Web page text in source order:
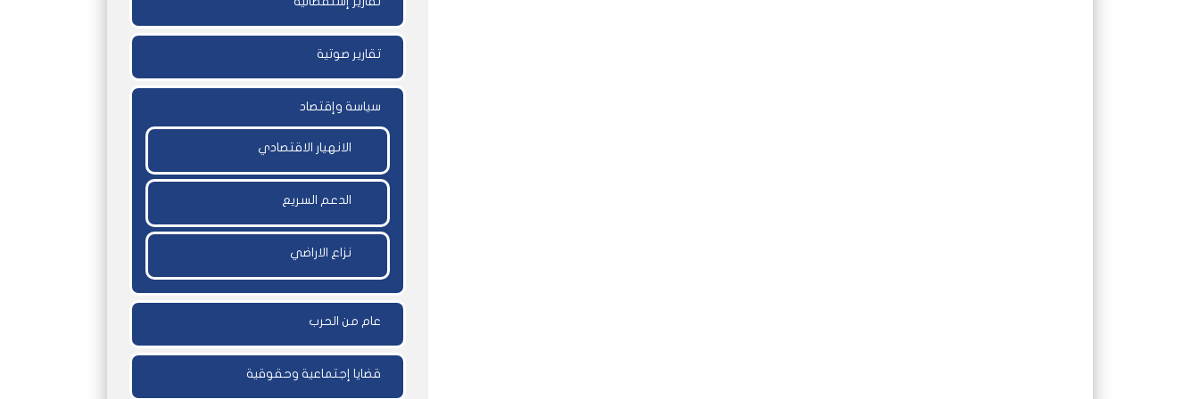
تقارير صوتية
سياسة وإقتصاد
الانهيار الاقتصادي
الدعم السريع
نزاع الاراضي
عام من الحرب
قضايا إجتماعية وحقوقية